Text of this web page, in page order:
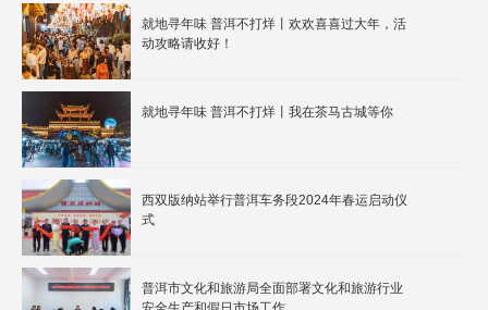
就地寻年味 普洱不打烊丨欢欢喜喜过大年，活
动攻略请收好！
就地寻年味 普洱不打烊丨我在茶马古城等你
西双版纳站举行普洱车务段2024年春运启动仪
式
普洱市文化和旅游局全面部署文化和旅游行业